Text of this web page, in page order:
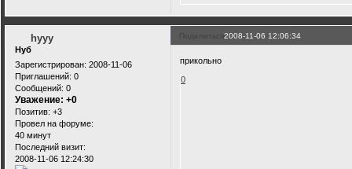
Поделиться2008-11-06 12:06:34
hyyy
Нуб
Зарегистрирован: 2008-11-06
Приглашений: 0
Сообщений: 0
Уважение: +0
Позитив: +3
Провел на форуме:
40 минут
Последний визит:
2008-11-06 12:24:30
прикольно
0